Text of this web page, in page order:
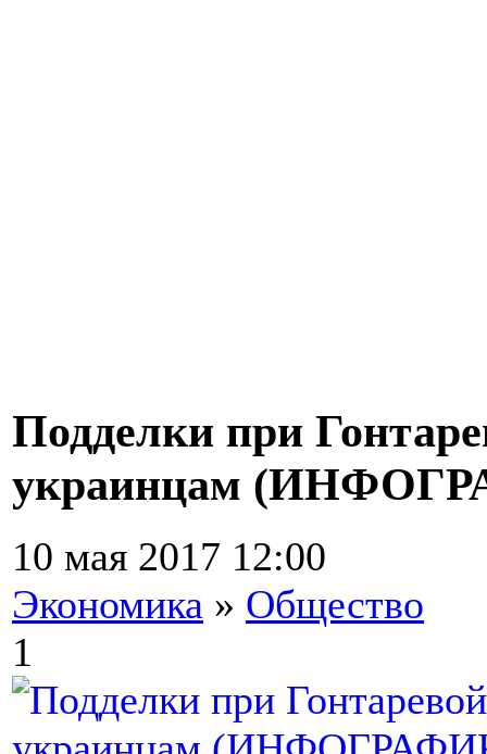
Подделки при
украинцам
10 мая 2017 12:00
Экономика » Общество
1